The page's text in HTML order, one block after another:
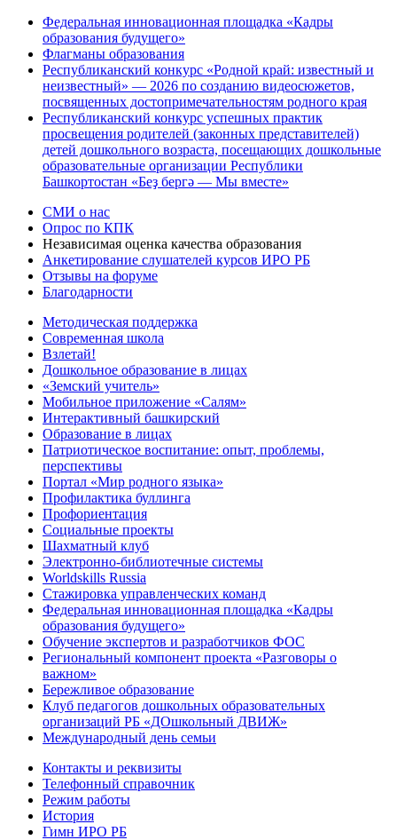
Федеральная инновационная площадка «Кадры
образования будущего»
Флагманы образования
Республиканский конкурс «Родной край: известный и
неизвестный» — 2026 по созданию видеосюжетов,
посвященных достопримечательностям родного края
Республиканский конкурс успешных практик
просвещения родителей (законных представителей)
детей дошкольного возраста, посещающих дошкольные
образовательные организации Республики
Башкортостан «Беҙ бергә — Мы вместе»
СМИ о нас
Опрос по КПК
Независимая оценка качества образования
Анкетирование слушателей курсов ИРО РБ
Отзывы на форуме
Благодарности
Методическая поддержка
Современная школа
Взлетай!
Дошкольное образование в лицах
«Земский учитель»
Мобильное приложение «Салям»
Интерактивный башкирский
Образование в лицах
Патриотическое воспитание: опыт, проблемы,
перспективы
Портал «Мир родного языка»
Профилактика буллинга
Профориентация
Социальные проекты
Шахматный клуб
Электронно-библиотечные системы
Worldskills Russia
Стажировка управленческих команд
Федеральная инновационная площадка «Кадры
образования будущего»
Обучение экспертов и разработчиков ФОС
Региональный компонент проекта «Разговоры о
важном»
Бережливое образование
Клуб педагогов дошкольных образовательных
организаций РБ «ДОшкольный ДВИЖ»
Международный день семьи
Контакты и реквизиты
Телефонный справочник
Режим работы
История
Гимн ИРО РБ